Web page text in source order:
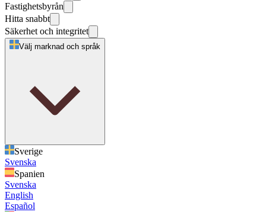
Fastighetsbyrån
Hitta snabbt
Säkerhet och integritet
Välj marknad och språk
Sverige
Svenska
Spanien
Svenska
English
Español